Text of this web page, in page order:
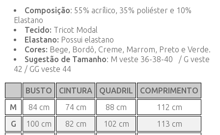
Composição: 55% acrílico, 35% poliéster e 10%
Elastano
Tecido: Tricot Modal
Elastano: Possui elastano
Cores: Bege, Bordô, Creme, Marrom, Preto e Verde.
Sugestão de Tamanho: M veste 36-38-40 / G veste
42 / GG veste 44
BUSTO CINTURA QUADRIL
COMPRIMENTO
M
84 cm 74 cm 88 cm
112 cm
G
100 cm 82 cm 102 cm
113 cm